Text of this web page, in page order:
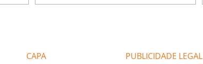
de
termina o relacionamento dos dois.
CAPA
PUBLICIDADE LEGAL